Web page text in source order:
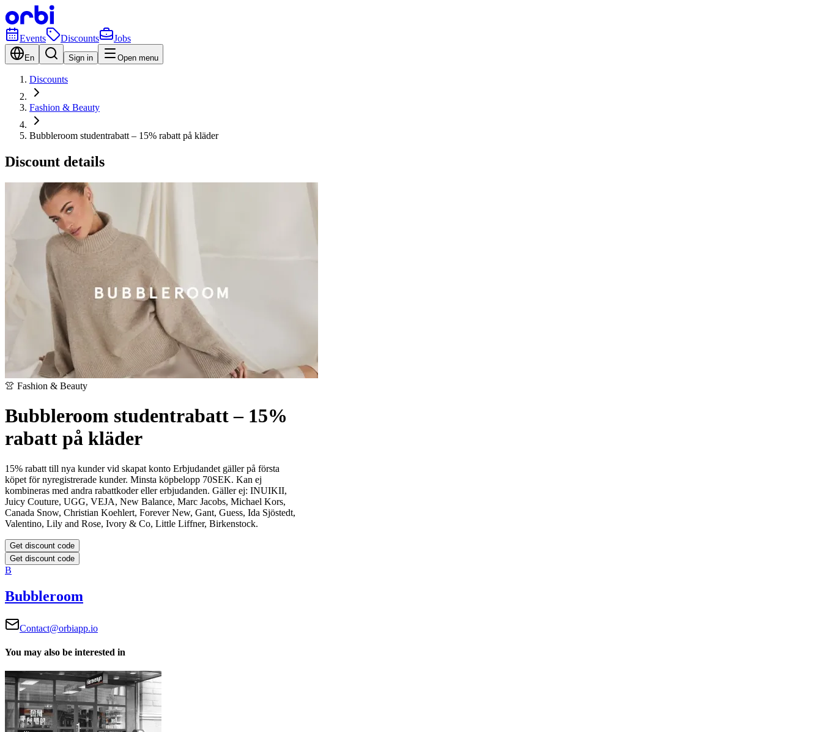
Events Discounts Jobs
En Sign in Open menu
Discounts
Fashion & Beauty
Bubbleroom studentrabatt – 15% rabatt på kläder
Discount details
👚 Fashion & Beauty
Bubbleroom studentrabatt – 15%
rabatt på kläder
15% rabatt till nya kunder vid skapat konto Erbjudandet gäller på första
köpet för nyregistrerade kunder. Minsta köpbelopp 70SEK. Kan ej
kombineras med andra rabattkoder eller erbjudanden. Gäller ej: INUIKII,
Juicy Couture, UGG, VEJA, New Balance, Marc Jacobs, Michael Kors,
Canada Snow, Christian Koehlert, Forever New, Gant, Guess, Ida Sjöstedt,
Valentino, Lily and Rose, Ivory & Co, Little Liffner, Birkenstock.
Get discount code
Get discount code
B
Bubbleroom
Contact@orbiapp.io
You may also be interested in